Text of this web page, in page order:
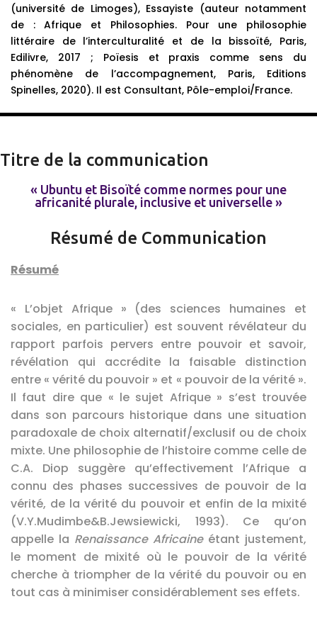
(université de Limoges), Essayiste (auteur notamment
de : Afrique et Philosophies. Pour une philosophie
littéraire de l’interculturalité et de la bissoïté, Paris,
Edilivre, 2017 ; Poïesis et praxis comme sens du
phénomène de l’accompagnement, Paris, Editions
Spinelles, 2020). Il est Consultant, Pôle-emploi/France.
Titre de la communication
« Ubuntu et Bisoïté comme normes pour une
africanité plurale, inclusive et universelle »
Résumé de Communication
Résumé
« L’objet Afrique » (des sciences humaines et
sociales, en particulier) est souvent révélateur du
rapport parfois pervers entre pouvoir et savoir,
révélation qui accrédite la faisable distinction
entre « vérité du pouvoir » et « pouvoir de la vérité ».
Il faut dire que « le sujet Afrique » s’est trouvée
dans son parcours historique dans une situation
paradoxale de choix alternatif/exclusif ou de choix
mixte. Une philosophie de l’histoire comme celle de
C.A. Diop suggère qu’effectivement l’Afrique a
connu des phases successives de pouvoir de la
vérité, de la vérité du pouvoir et enfin de la mixité
(V.Y.Mudimbe&B.Jewsiewicki, 1993). Ce qu’on
appelle la Renaissance Africaineétant justement,
le moment de mixité où le pouvoir de la vérité
cherche à triompher de la vérité du pouvoir ou en
tout cas à minimiser considérablement ses effets.